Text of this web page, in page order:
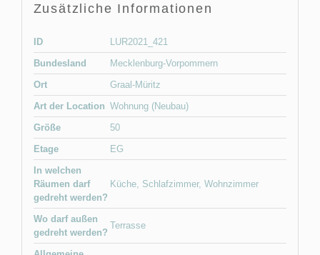
Zusätzliche Informationen
ID
LUR2021_421
Bundesland
Mecklenburg-Vorpommern
Ort
Graal-Müritz
Art der Location Wohnung (Neubau)
Größe
50
Etage
EG
In welchen
Räumen darf
gedreht werden?
Küche, Schlafzimmer, Wohnzimmer
Wo darf außen
gedreht werden?
Terrasse